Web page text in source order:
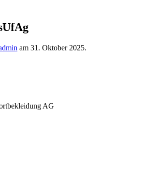
am 31. Oktober 2025.
AG